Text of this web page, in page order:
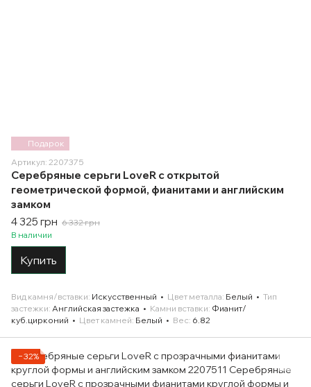
Подарок
Артикул: 2207375
Серебряные серьги LoveR с открытой
геометрической формой, фианитами и английским
замком
4 325 грн 6 332 грн
В наличии
Купить
Вид камня/вставки Искусственный Цвет металла Белый
Тип
застежки Английская застежка Камни вставки Фианит/
куб.цирконий
Цвет камней Белый Вес 6.82
−32%